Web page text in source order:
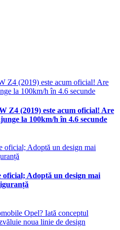
Z4 (2019) este acum oficial! Are
la 100km/h în 4.6 secunde
Adoptă un design mai